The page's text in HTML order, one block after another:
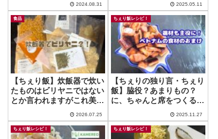
2024.08.31 2025.05.11
食品
【ちぇり飯】炊飯器で炊い
たものはビリヤニではない
とか言われますがこれ美味
ヤニキット
2026.07.25
ちぇり飯レシピ！
【ちぇりの独り言・ちぇり
飯】脇役？あまりもの？
に、ちゃんと席をつくるベ
じゃないか ~ Honey Chip
Toast
2025.11.27
ちぇり飯レシピ！ ちぇり飯レシピ！